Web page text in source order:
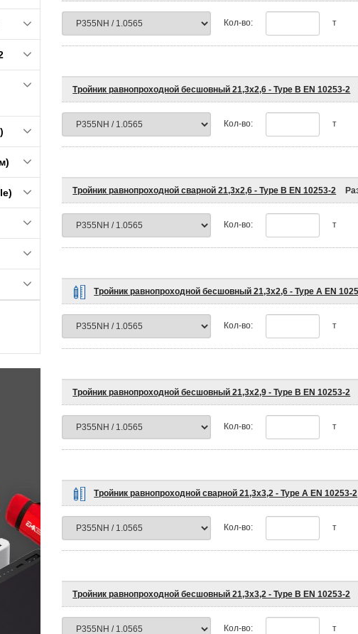
Кол-во: т
Тройник равнопроходной бесшовный 21,3х2,6 - Type B EN 10253-2
Кол-во: т
Тройник равнопроходной сварной 21,3х2,6 - Type B EN 10253-2
Кол-во: т
Тройник равнопроходной бесшовный 21,3х2,6 - Type A EN
Кол-во: т
Тройник равнопроходной бесшовный 21,3х2,9 - Type B EN 10253-2
Кол-во: т
Тройник равнопроходной сварной 21,3х3,2 - Type A EN 10253-2
Кол-во: т
Тройник равнопроходной бесшовный 21,3х3,2 - Type B EN 10253-2
Кол-во: т